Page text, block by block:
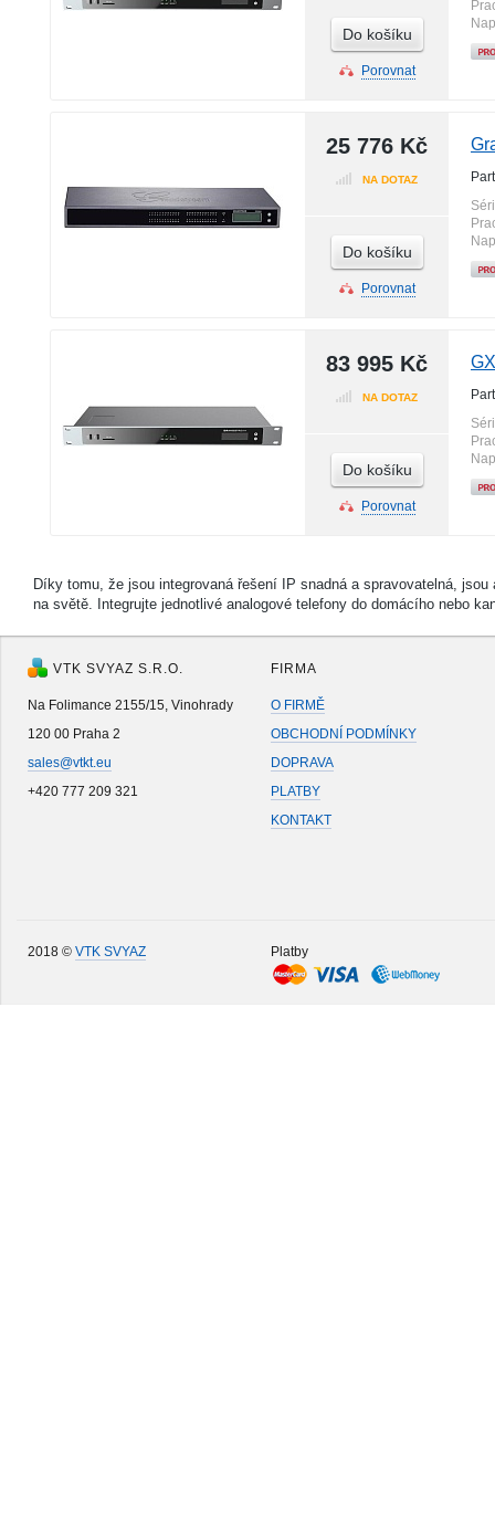
Do košíku
Porovnat
25 776 Kč
NA DOTAZ
Do košíku
Porovnat
83 995 Kč
NA DOTAZ
Do košíku
Porovnat
Díky tomu, že jsou integrovaná řešení IP snadná a spravovatelná,
na světě. Integrujte jednotlivé analogové telefony do domácího nebo
VTK SVYAZ S.R.O.
Na Folimance 2155/15, Vinohrady
120 00 Praha 2
sales@vtkt.eu
+420 777 209 321
FIRMA
O FIRMĚ
OBCHODNÍ PODMÍNKY
DOPRAVA
PLATBY
KONTAKT
2018 © VTK SVYAZ Platby